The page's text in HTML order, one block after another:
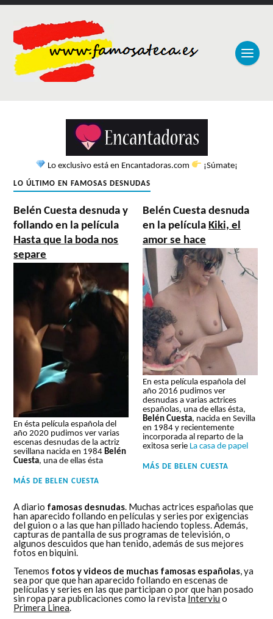
Lo exclusivo está en Encantadoras.com ¡Súmate¡
LO ÚLTIMO EN FAMOSAS DESNUDAS
Belén Cuesta desnuda y
follando en la película
Hasta que la boda nos
separe
En ésta película española del
año 2020 pudimos ver varias
escenas desnudas de la actriz
sevillana nacida en 1984 Belén
Cuesta, una de ellas ésta
MÁS DE BELEN CUESTA
Belén Cuesta desnuda
en la películaKiki, el
amor se hace
En esta película española del
año 2016 pudimos ver
desnudas a varias actrices
españolas, una de ellas ésta,
Belén Cuesta, nacida en Sevilla
en 1984 y recientemente
incorporada al reparto de la
exitosa serie La casa de papel
MÁS DE BELEN CUESTA
A diario famosas desnudas. Muchas actrices españolas que
han aparecido follando en películas y series por exigencias
del guion o a las que han pillado haciendo topless. Además,
capturas de pantalla de sus programas de televisión, o
algunos descuidos que han tenido, además de sus mejores
fotos en biquini.
Tenemos fotos y videos de muchas famosas españolas, ya
sea por que que han aparecido follando en escenas de
películas y series en las que participan o por que han posado
sin ropa para publicaciones como la revista Interviu o
Primera Linea.